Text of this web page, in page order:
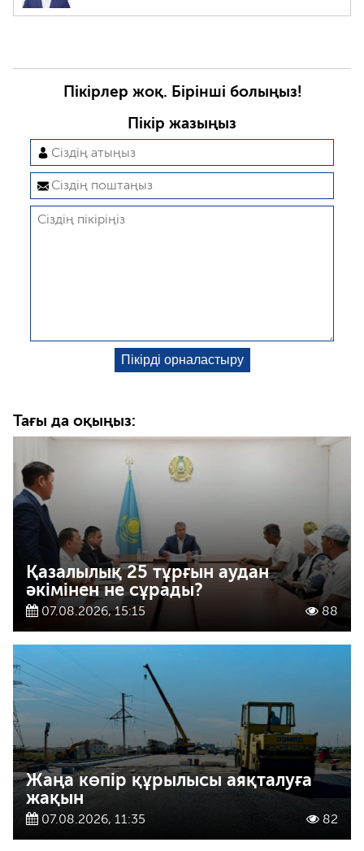
Пікірлер жоқ. Бірінші болыңыз!
Пікір жазыңыз
Тағы да оқыңыз:
Қазалылық 25 тұрғын аудан
әкімінен не сұрады?
07.08.2026, 15:15 88
Жаңа көпір құрылысы аяқталуға
жақын
07.08.2026, 11:35 82